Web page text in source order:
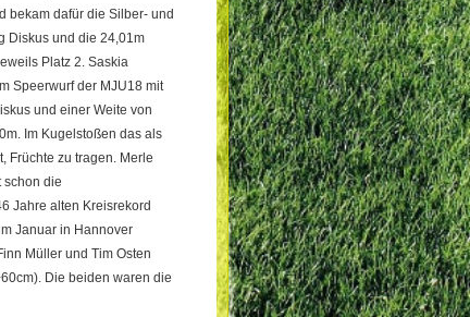
bekam dafür die Silber- und
Diskus und die 24,01m
Platz 2. Saskia
Speerwurf der MJU18 mit
und einer Weite von
Im Kugelstoßen das als
Früchte zu tragen. Merle
schon die
Jahre alten Kreisrekord
Januar in Hannover
Müller und Tim Osten
Die beiden waren die